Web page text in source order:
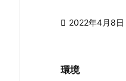
 2022年4月8日
環境